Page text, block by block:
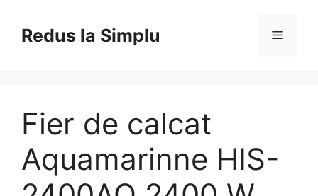
contentRedus la Simplu Menu
Fier de calcat
Aquamarinne HIS-